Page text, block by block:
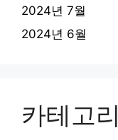
2024년 7월
2024년 6월
카테고리